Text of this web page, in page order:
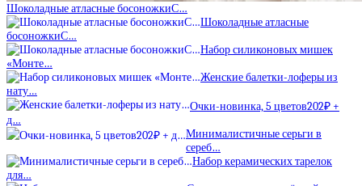
Шоколадные атласные босоножкиС…
Шоколадные атласные
босоножкиС…
Набор силиконовых мишек
«Монте…
Женские балетки-лоферы из
нату…
Очки-новинка, 5 цветов202₽ +
д…
Минималистичные серьги в
сереб…
Набор керамических тарелок
для…